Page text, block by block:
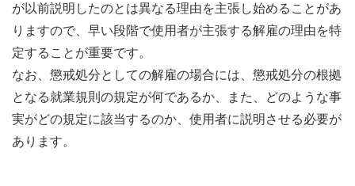
が以前説明したのとは異なる理由を主張し始めることがあ
りますので、早い段階で使用者が主張する解雇の理由を特
定することが重要です。
なお、懲戒処分としての解雇の場合には、懲戒処分の根拠
となる就業規則の規定が何であるか、また、どのような事
実がどの規定に該当するのか、使用者に説明させる必要が
あります。